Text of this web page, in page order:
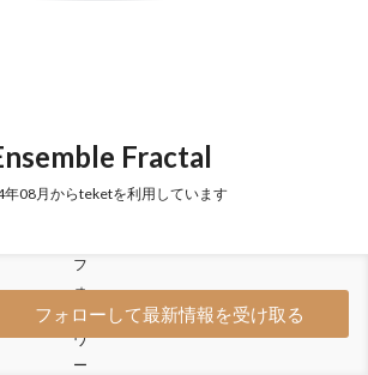
Fractal
年08月からteketを利用しています
78
フ
ォ
ロ
ワ
ー
フォローして最新情報を受け取る